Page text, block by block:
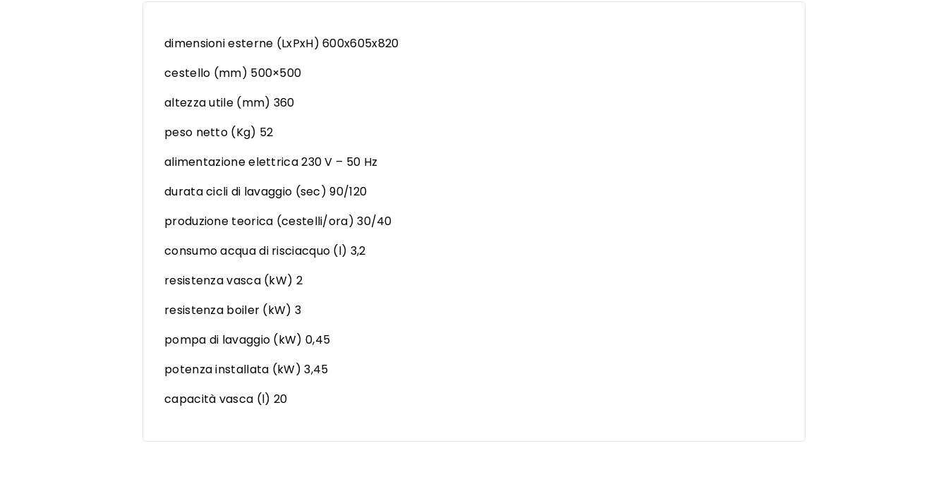
dimensioni esterne (LxPxH) 600x605x820
cestello (mm) 500×500
altezza utile (mm) 360
peso netto (Kg) 52
alimentazione elettrica 230 V – 50 Hz
durata cicli di lavaggio (sec) 90/120
produzione teorica (cestelli/ora) 30/40
consumo acqua di risciacquo (l) 3,2
resistenza vasca (kW) 2
resistenza boiler (kW) 3
pompa di lavaggio (kW) 0,45
potenza installata (kW) 3,45
capacità vasca (l) 20